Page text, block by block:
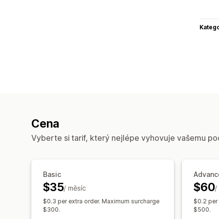
Cena
Vyberte si tarif, který nejlépe vyhovuje vašemu
Basic
$35/ měsíc
$0.3 per extra order. Maximum surcharge
$300.
$60/
$0.2 per
$500.